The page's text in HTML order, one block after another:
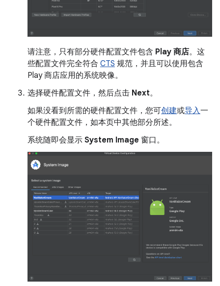
请注意，只有部分硬件配置文件包含 Play 商店。这
些配置文件完全符合 CTS 规范，并且可以使用包含
Play 商店应用的系统映像。
选择硬件配置文件，然后点击 Next。
如果没看到所需的硬件配置文件，您可创建或导入一
个硬件配置文件，如本页中其他部分所述。
系统随即会显示 System Image 窗口。